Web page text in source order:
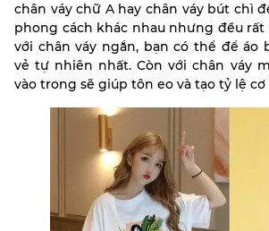
chân váy chữ A hay chân váy bút chì
phong cách khác nhau nhưng đều
với chân váy ngắn, bạn có thể để áo
vẻ tự nhiên nhất. Còn với chân váy
vào trong sẽ giúp tôn eo và tạo tỷ lệ